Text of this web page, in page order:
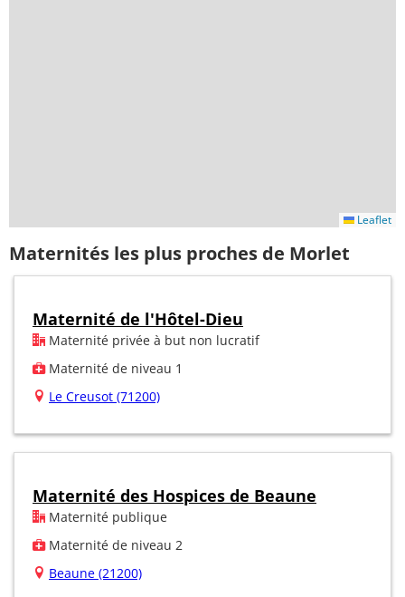
Leaflet
Maternités les plus proches de Morlet
Maternité de l'Hôtel-Dieu
Maternité privée à but non lucratif
Maternité de niveau 1
Le Creusot (71200)
Maternité des Hospices de Beaune
Maternité publique
Maternité de niveau 2
Beaune (21200)